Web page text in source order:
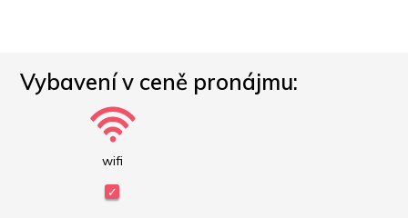
Vybavení v ceně pronájmu:
wifi